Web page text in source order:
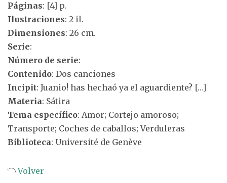
Páginas: [4] p.
Ilustraciones: 2 il.
Dimensiones: 26 cm.
Serie:
Número de serie:
Contenido: Dos canciones
Incipit: Juanio! has hechaó ya el aguardiente? […]
Materia: Sátira
Tema específico: Amor; Cortejo amoroso;
Transporte; Coches de caballos; Verduleras
Biblioteca: Université de Genève
Volver